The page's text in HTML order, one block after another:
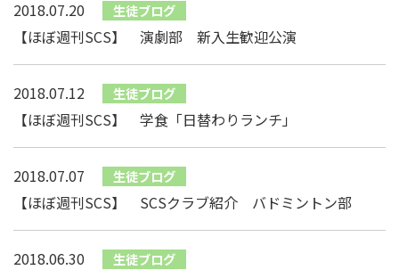
2018.07.20 生徒ブログ
【ほぼ週刊SCS】 演劇部 新入生歓迎公演
2018.07.12 生徒ブログ
【ほぼ週刊SCS】 学食「日替わりランチ」
2018.07.07 生徒ブログ
【ほぼ週刊SCS】 SCSクラブ紹介 バドミントン部
2018.06.30 生徒ブログ